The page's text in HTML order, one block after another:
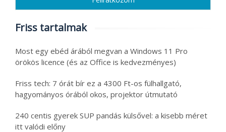
Friss tartalmak
Most egy ebéd árából megvan a Windows 11 Pro
örökös licence (és az Office is kedvezményes)
Friss tech: 7 órát bír ez a 4300 Ft-os fülhallgató,
hagyományos órából okos, projektor útmutató
240 centis gyerek SUP pandás külsővel: a kisebb méret
itt valódi előny